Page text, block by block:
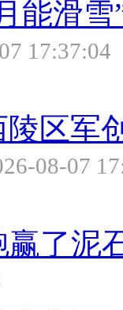
能滑雪
17:37:04
区军
08-07
赢了泥